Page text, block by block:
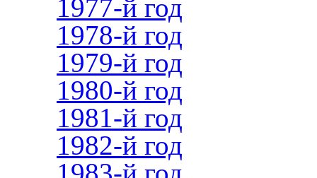
1977-й год
1978-й год
1979-й год
1980-й год
1981-й год
1982-й год